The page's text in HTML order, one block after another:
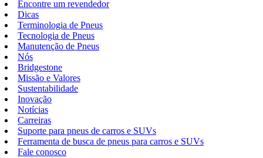
Encontre um revendedor
Dicas
Terminologia de Pneus
Tecnologia de Pneus
Manutenção de Pneus
Nós
Bridgestone
Missão e Valores
Sustentabilidade
Inovação
Notícias
Carreiras
Suporte para pneus de carros e SUVs
Ferramenta de busca de pneus para carros e SUVs
Fale conosco